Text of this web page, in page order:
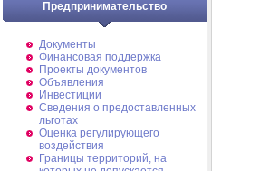
Предпринимательство
Документы
Финансовая поддержка
Проекты документов
Объявления
Инвестиции
Сведения о предоставленных
льготах
Оценка регулирующего
воздействия
Границы территорий, на